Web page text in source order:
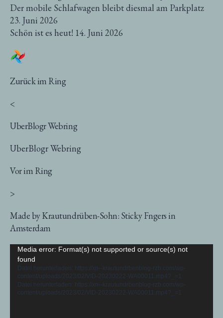
Der mobile Schlafwagen bleibt diesmal am Parkplatz
23. Juni 2026
Schön ist es heut! 14. Juni 2026
Zurück im Ring
<
UberBlogr Webring
UberBlogr Webring
Vor im Ring
>
Made by Krautundrüben-Sohn: Sticky Fngers in
Amsterdam
Video-
Player
Media error: Format(s) not supported or source(s) not
found
Datei herunterladen: https://xn--krautundrbenblog-rzb.com/wp-
content/uploads/2023/02/VID-20230222-WA00011.mp4?_=1
Datei herunterladen: https://xn--krautundrbenblog-rzb.com/wp-
content/uploads/2023/02/VID-20230222-WA00011.mp4?_=1